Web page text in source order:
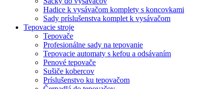
Hadice k vysávačom komplety s koncovkami
Sady príslušenstva komplet k vysávačom
Tepovacie stroje
Tepovače
Profesionálne sady na tepovanie
Tepovacie automaty s kefou a odsávaním
Penové tepovače
Sušiče kobercov
Príslušenstvo ku tepovačom